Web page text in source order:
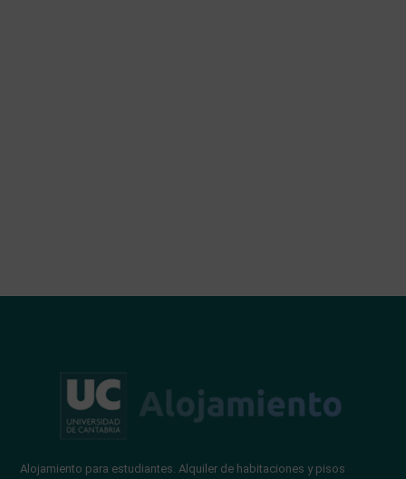
Alojamiento para estudiantes. Alquiler de habitaciones y pisos